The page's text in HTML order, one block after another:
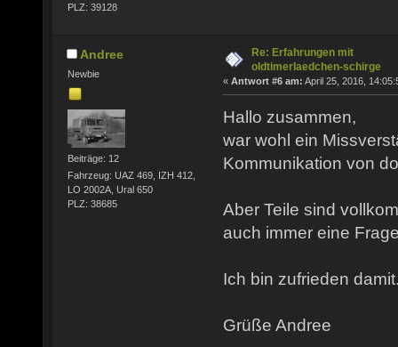
PLZ: 39128
Andree
Newbie
Beiträge: 12
Fahrzeug: UAZ 469, IZH 412,
LO 2002A, Ural 650
PLZ: 38685
Re: Erfahrungen mit
oldtimerlaedchen-schirge
« Antwort #6 am: April 25, 2016,
Hallo zusammen,
war wohl ein
Kommunikation von
Aber Teile sind
auch immer eine
Ich bin zufrieden
Grüße Andree